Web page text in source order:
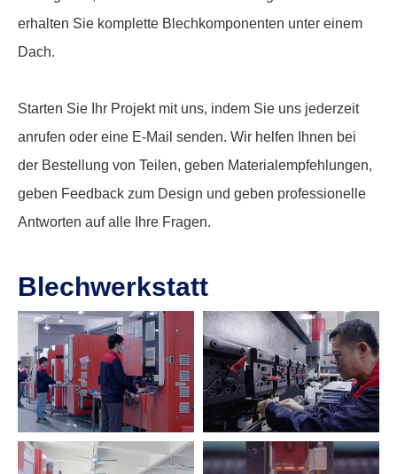
erhalten Sie komplette Blechkomponenten unter einem
Dach.
Starten Sie Ihr Projekt mit uns, indem Sie uns jederzeit
anrufen oder eine E-Mail senden. Wir helfen Ihnen bei
der Bestellung von Teilen, geben Materialempfehlungen,
geben Feedback zum Design und geben professionelle
Antworten auf alle Ihre Fragen.
Blechwerkstatt